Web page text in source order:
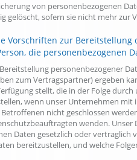
von personenbezogenen
gelöscht, sofern sie nicht mehr
Vorschriften zur
die personenbezogenen
personenbezogener
zum Vertragspartner) ergeben
stellt, die in der Folge
wenn unser Unternehmen
nicht geschlossen
wenden.
Daten gesetzlich oder
bereitzustellen, und welche